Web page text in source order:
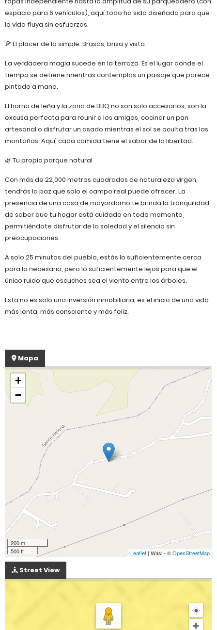
espacio para 6 vehículos), aquí todo ha sido diseñado para que
la vida fluya sin esfuerzos.
​🍕 El placer de lo simple: Brasas, brisa y vista
​La verdadera magia sucede en la terraza. Es el lugar donde el
tiempo se detiene mientras contemplas un paisaje que parece
pintado a mano.
​El horno de leña y la zona de BBQ no son solo accesorios; son la
excusa perfecta para reunir a los amigos, cocinar un pan
artesanal o disfrutar un asado mientras el sol se oculta tras las
montañas. Aquí, cada comida tiene el sabor de la libertad.
​🌿 Tu propio parque natural
​Con más de 22,000 metros cuadrados de naturaleza virgen,
tendrás la paz que solo el campo real puede ofrecer. La
presencia de una casa de mayordomo te brinda la tranquilidad
de saber que tu hogar está cuidado en todo momento,
permitiéndote disfrutar de la soledad y el silencio sin
preocupaciones.
​A solo 25 minutos del pueblo, estás lo suficientemente cerca
para lo necesario, pero lo suficientemente lejos para que el
único ruido que escuches sea el viento entre los árboles.
​Esta no es solo una inversión inmobiliaria, es el inicio de una vida
más lenta, más consciente y más feliz.
Mapa
+
−
200 m
500 ft
Leaflet | Wasi - ©OpenStreetMap
Street View